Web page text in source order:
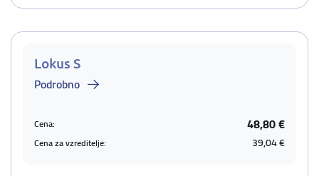
Lokus S
Podrobno
Cena: 48,80 €
Cena za vzreditelje: 39,04 €